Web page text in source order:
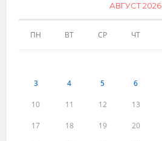
АВГУСТ 2026
ПН ВТ СР ЧТ
3 4 5 6
10 11 12 13
17 18 19 20